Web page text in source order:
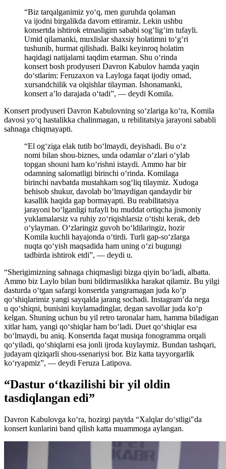
“Biz tarqalganimiz yo‘q, men guruhda qolaman
va ijodni birgalikda davom ettiramiz. Lekin ushbu
konsertda ishtirok etmasligim sababi sog‘lig‘im tufayli.
Umid qilamanki, muxlislar shaxsiy holatimni to‘g‘ri
tushunib, hurmat qilishadi. Balki keyinroq holatim
haqidagi natijalarni taqdim etarman. Shu o‘rinda
konsert bosh prodyuseri Davron Kabulov hamda yaqin
do‘stlarim: Feruzaxon va Layloga faqat ijodiy omad,
xursandchilik va olqishlar tilayman. Ishonamanki,
konsert a’lo darajada o‘tadi”, — deydi Komila.
Konsert prodyuseri Davron Kabulovning so‘zlariga ko‘ra, Komila
davosi yo‘q hastalikka chalinmagan, u rebilitatsiya jarayoni sababli
sahnaga chiqmayapti.
“El og‘ziga elak tutib bo‘lmaydi, deyishadi. Bu o‘z
nomi bilan shou-biznes, unda odamlar o‘zlari o‘ylab
topgan shouni ham ko‘rishni istaydi. Ammo har bir
odamning salomatligi birinchi o‘rinda. Komilaga
birinchi navbatda mustahkam sog‘liq tilaymiz. Xudoga
behisob shukur, davolab bo‘lmaydigan qandaydir bir
kasallik haqida gap bormayapti. Bu reabilitatsiya
jarayoni bo‘lganligi tufayli bu muddat ortiqcha jismoniy
yuklamalarsiz va ruhiy zo‘riqishlarsiz o‘tishi kerak, deb
o‘ylayman. O‘zlaringiz guvoh bo‘ldilaringiz, hozir
Komila kuchli hayajonda o‘tirdi. Turli gap-so‘zlarga
nuqta qo‘yish maqsadida ham uning o‘zi bugungi
tadbirda ishtirok etdi”, — deydi u.
“Sherigimizning sahnaga chiqmasligi bizga qiyin bo‘ladi, albatta.
Ammo biz Laylo bilan buni bildirmaslikka harakat qilamiz. Bu yilgi
dasturda o‘tgan safargi konsertda yangramagan juda ko‘p
qo‘shiqlarimiz yangi sayqalda jarang sochadi. Instagram’da nega
u qo‘shiqni, bunisini kuylamadinglar, degan savollar juda ko‘p
kelgan. Shuning uchun bu yil retro taronalar ham, hamma biladigan
xitlar ham, yangi qo‘shiqlar ham bo‘ladi. Duet qo‘shiqlar esa
bo‘lmaydi, bu aniq. Konsertda faqat musiqa fonogramma orqali
qo‘yiladi, qo‘shiqlarni esa jonli ijroda kuylaymiz. Bundan tashqari,
judayam qiziqarli shou-ssenariysi bor. Biz katta tayyorgarlik
ko‘ryapmiz”, — deydi Feruza Latipova.
“Dastur o‘tkazilishi bir yil oldin
tasdiqlangan edi”
Davron Kabulovga ko‘ra, hozirgi paytda “Xalqlar do‘stligi"da
konsert kunlarini band qilish katta muammoga aylangan.